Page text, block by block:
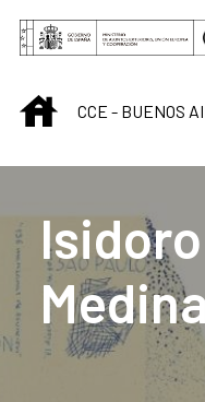
Saltar al contenido
INICIOCCE - BUENOS